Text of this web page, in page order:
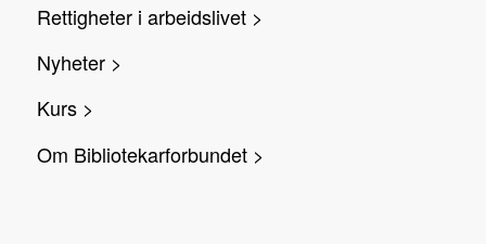
Rettigheter i arbeidslivet >
Nyheter >
Kurs >
Om Bibliotekarforbundet >